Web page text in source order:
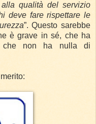
qualità del servizio
deve fare rispettare le
”. Questo sarebbe
è grave in sé, che ha
che non ha nulla di